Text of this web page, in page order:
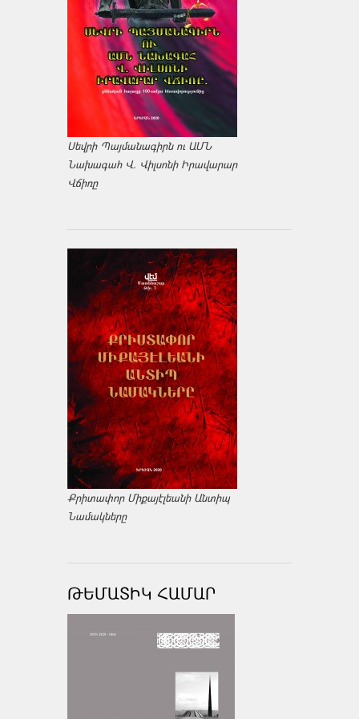
Սեվրի Պայմանագիրն ու ԱՄՆ
Նախագահ Վ. Վիլսոնի Իրավարար
Վճիռը
Քրիտափոր Միքայէլեանի Անտիպ
Նամակները
ԹԵՄԱՏԻԿ ՀԱՄԱՐ